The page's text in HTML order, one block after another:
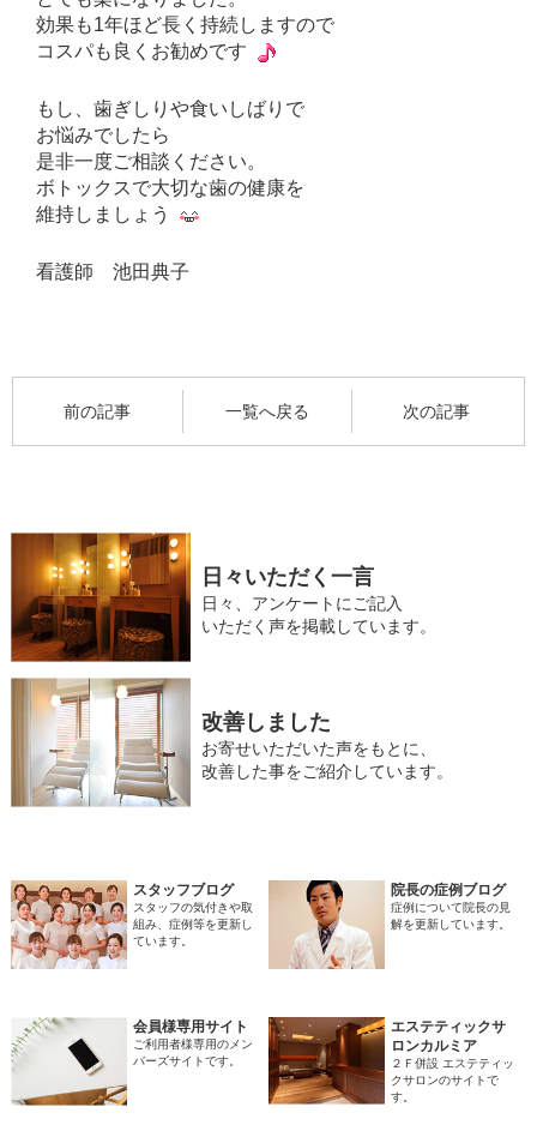
効果も1年ほど長く持続しますので
コスパも良くお勧めです
もし、歯ぎしりや食いしばりで
お悩みでしたら
是非一度ご相談ください。
ボトックスで大切な歯の健康を
維持しましょう
看護師 池田典子
前の記事 一覧へ戻る 次の記事
日々いただく一言
日々、アンケートにご記入
いただく声を掲載しています。
改善しました
お寄せいただいた声をもとに、
改善した事をご紹介しています。
スタッフブログ
スタッフの気付きや取
組み、症例等を更新し
ています。
院長の症例ブログ
症例について院長の見
解を更新しています。
会員様専用サイト
ご利用者様専用のメン
バーズサイトです。
エステティックサ
ロンカルミア
２Ｆ併設 エステティッ
クサロンのサイトで
す。